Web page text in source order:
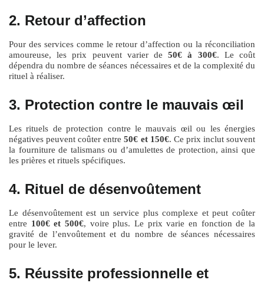
2. Retour d’affection
Pour des services comme le retour d’affection ou la réconciliation
amoureuse, les prix peuvent varier de50€ à 300€. Le coût
dépendra du nombre de séances nécessaires et de la complexité du
rituel à réaliser.
3. Protection contre le mauvais œil
Les rituels de protection contre le mauvais œil ou les énergies
négatives peuvent coûter entre50€ et 150€. Ce prix inclut souvent
la fourniture de talismans ou d’amulettes de protection, ainsi que
les prières et rituels spécifiques.
4. Rituel de désenvoûtement
Le désenvoûtement est un service plus complexe et peut coûter
entre 100€ et 500€, voire plus. Le prix varie en fonction de la
gravité de l’envoûtement et du nombre de séances nécessaires
pour le lever.
5. Réussite professionnelle et